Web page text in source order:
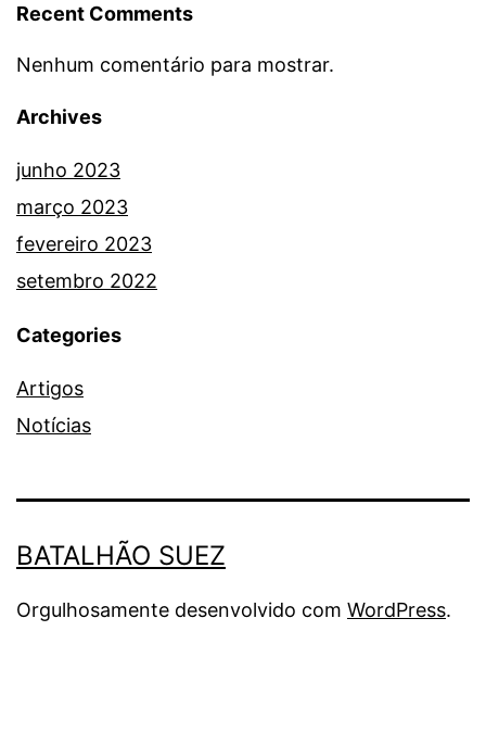
Recent Comments
Nenhum comentário para mostrar.
Archives
junho 2023
março 2023
fevereiro 2023
setembro 2022
Categories
Artigos
Notícias
BATALHÃO SUEZ
Orgulhosamente desenvolvido com WordPress.